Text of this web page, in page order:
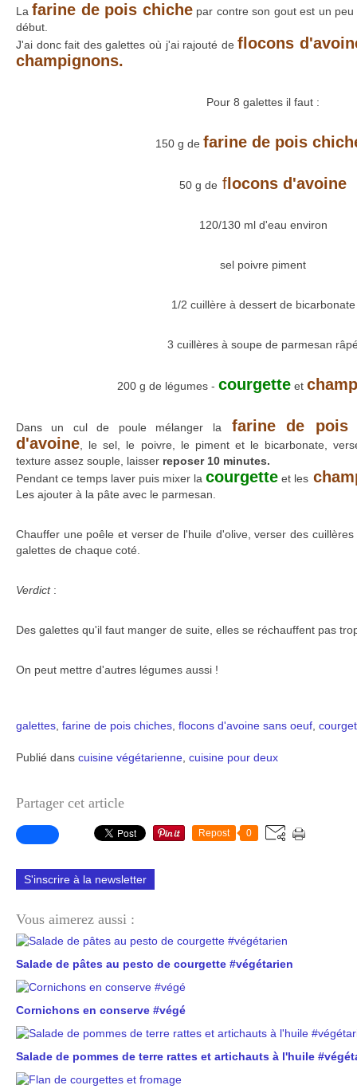
Lafarine de pois chichepar contre son gout est un
début.
J'ai donc fait des galettes où j'ai rajouté deflocons
champignons.
Pour 8 galettes il faut :
150 g de farine de pois
50 g de f locons d'avoine
120/130 ml d'eau environ
sel poivre piment
1/2 cuillère à dessert de bicarbonate
3 cuillères à soupe de parmesan
200 g de légumes - courgetteet
Dans un cul de poule mélanger la
farine de pois
d'avoine , le sel, le poivre, le piment et le bicarbonate,
texture assez souple, laisser reposer 10 minutes.
Pendant ce temps laver puis mixer la courgette et les
Les ajouter à la pâte avec le parmesan.
Chauffer une poêle et verser de l'huile d'olive, verser des
galettes de chaque coté.
Verdict:
Des galettes qu'il faut manger de suite, elles se réchauffent pas
On peut mettre d'autres légumes aussi !
galettes farine de pois chiches flocons d'avoine sans oeuf
Publié dans cuisine végétarienne cuisine pour deux
Partager cet article
Repost 0
S'inscrire à la newsletter
Vous aimerez aussi :
Salade de pâtes au pesto de courgette #végétarien
Cornichons en conserve #végé
Salade de pommes de terre rattes et artichauts à l'huile